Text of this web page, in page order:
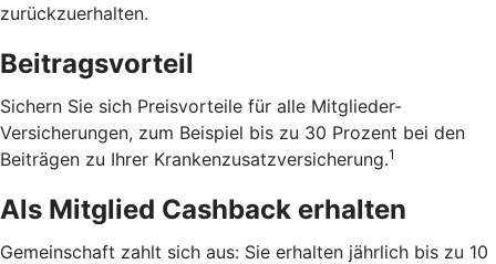
zurückzuerhalten.
Beitragsvorteil
Sichern Sie sich Preisvorteile für alle Mitglieder-
Versicherungen, zum Beispiel bis zu 30 Prozent bei den
Beiträgen zu Ihrer Krankenzusatzversicherung.1
Als Mitglied Cashback erhalten
Gemeinschaft zahlt sich aus: Sie erhalten jährlich bis zu 10